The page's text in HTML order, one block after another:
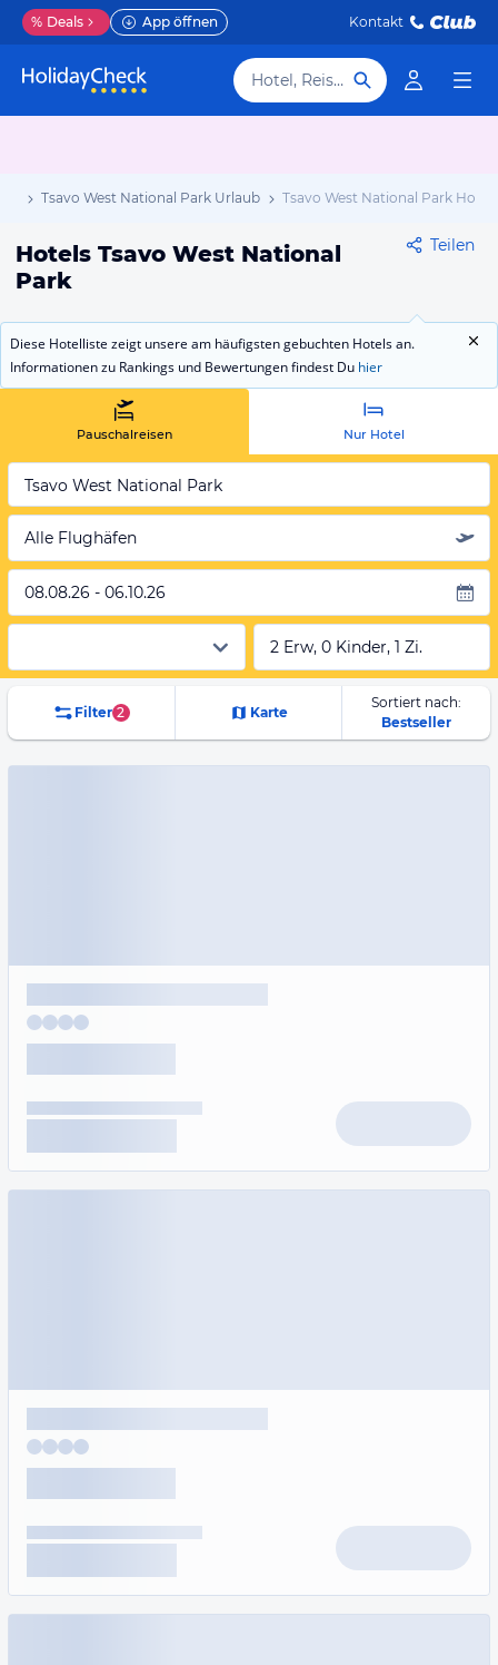
% Deals App öffnen Kontakt
Hotel, Reiseziel
Tsavo West National Park Urlaub Tsavo West National Park Hotels
Hotels Tsavo West National
Park
Teilen
Diese Hotelliste zeigt unsere am häufigsten gebuchten Hotels an.
Informationen zu Rankings und Bewertungen findest Du hier
Pauschalreisen Nur Hotel
Tsavo West National Park
Alle Flughäfen
08.08.26 - 06.10.26
2 Erw, 0 Kinder, 1 Zi.
Filter 2 Karte
Sortiert nach:
Bestseller